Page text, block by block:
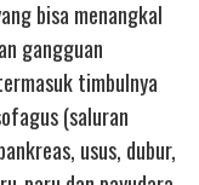
bisa menangkal
gangguan
timbulnya
(saluran
usus, dubur,